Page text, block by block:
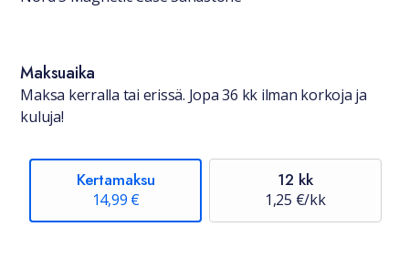
Maksuaika
Maksa kerralla tai erissä. Jopa 36 kk ilman korkoja ja
kuluja!
Kertamaksu
14,99 €
12 kk
1,25 €/kk